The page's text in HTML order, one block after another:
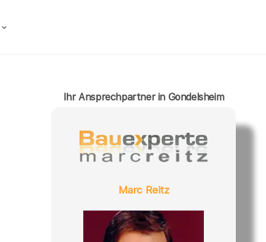
Ihr Ansprechpartner in Gondelsheim
Marc Reitz